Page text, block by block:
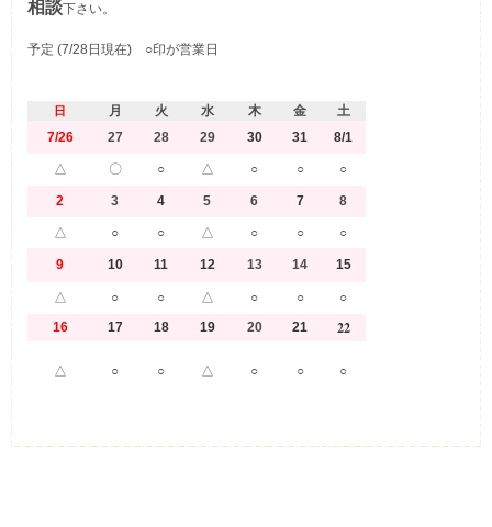
相談下さい。
予定 (7/28日現在) ○印が営業日
日 月 火 水 木 金
土
7/26
27 28 29 30 31 8/1
△ 〇 ○ △ ○ ○ ○
2 3 4 5 6 7 8
△ ○ ○ △ ○ ○ ○
9 10 11 12 13 14 15
△ ○ ○ △ ○ ○
○
16
17 18 19 20 21 22
△ ○ ○ △ ○ ○ ○